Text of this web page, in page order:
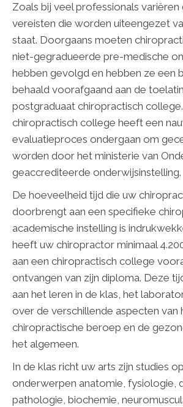
Zoals bij veel professionals variëren
vereisten die worden uiteengezet
staat. Doorgaans moeten
niet-gegradueerde pre-medische
hebben gevolgd en hebben ze een
behaald voorafgaand aan de
postgraduaat chiropractisch
chiropractisch college heeft een
evaluatieproces ondergaan om
worden door het ministerie van
geaccrediteerde onderwijsinstelling.
De hoeveelheid tijd die uw
doorbrengt aan een specifieke
academische instelling is
heeft uw chiropractor minimaal
aan een chiropractisch college
ontvangen van zijn diploma. Deze
aan het leren in de klas, het
over de verschillende aspecten van
chiropractische beroep en de
het algemeen.
In de klas richt uw arts zijn studies
onderwerpen anatomie, fysiologie,
pathologie, biochemie,